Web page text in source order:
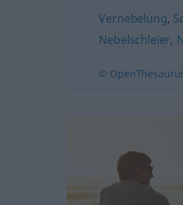
Vernebelung,
Nebelschleier,
©